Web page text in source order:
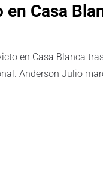
Casa
en Casa Blanca
Anderson Julio